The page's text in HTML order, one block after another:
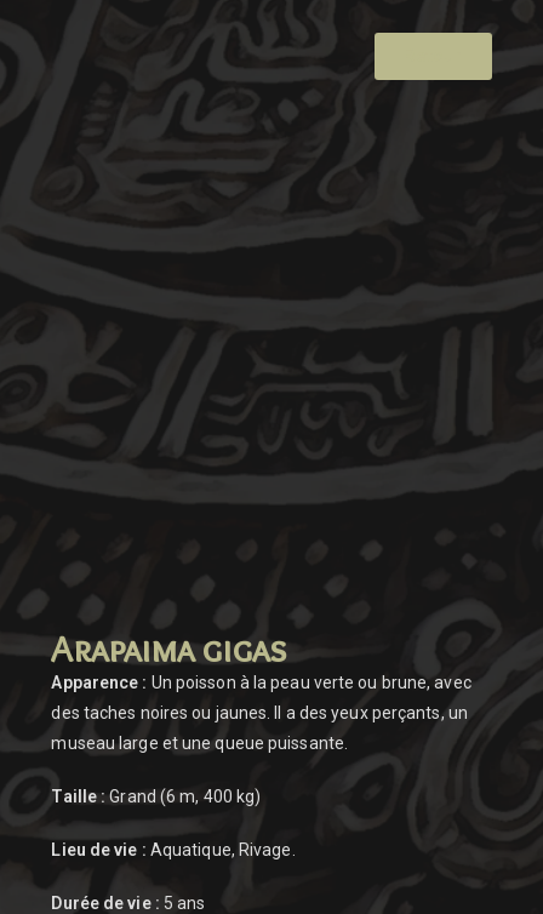
Arapaima gigas
Apparence : Un poisson à la peau verte ou brune, avec
des taches noires ou jaunes. Il a des yeux perçants, un
museau large et une queue puissante.
Taille : Grand (6 m, 400 kg)
Lieu de vie : Aquatique, Rivage.
Durée de vie : 5 ans